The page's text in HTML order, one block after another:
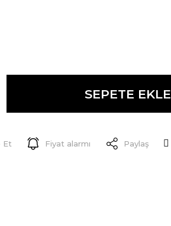
SEPETE EKLE
Et Fiyat alarmı Paylaş